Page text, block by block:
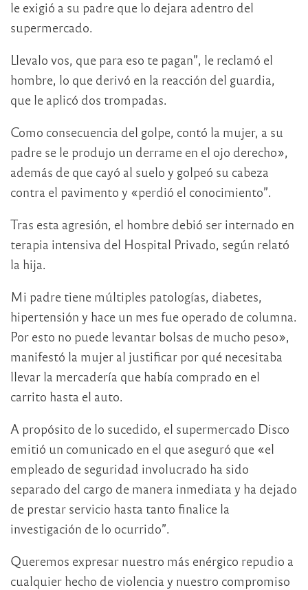
le exigió a su padre que lo dejara adentro del
supermercado.
Llevalo vos, que para eso te pagan”, le reclamó el
hombre, lo que derivó en la reacción del guardia,
que le aplicó dos trompadas.
Como consecuencia del golpe, contó la mujer, a su
padre se le produjo un derrame en el ojo derecho»,
además de que cayó al suelo y golpeó su cabeza
contra el pavimento y «perdió el conocimiento”.
Tras esta agresión, el hombre debió ser internado en
terapia intensiva del Hospital Privado, según relató
la hija.
Mi padre tiene múltiples patologías, diabetes,
hipertensión y hace un mes fue operado de columna.
Por esto no puede levantar bolsas de mucho peso»,
manifestó la mujer al justificar por qué necesitaba
llevar la mercadería que había comprado en el
carrito hasta el auto.
A propósito de lo sucedido, el supermercado Disco
emitió un comunicado en el que aseguró que «el
empleado de seguridad involucrado ha sido
separado del cargo de manera inmediata y ha dejado
de prestar servicio hasta tanto finalice la
investigación de lo ocurrido”.
Queremos expresar nuestro más enérgico repudio a
cualquier hecho de violencia y nuestro compromiso